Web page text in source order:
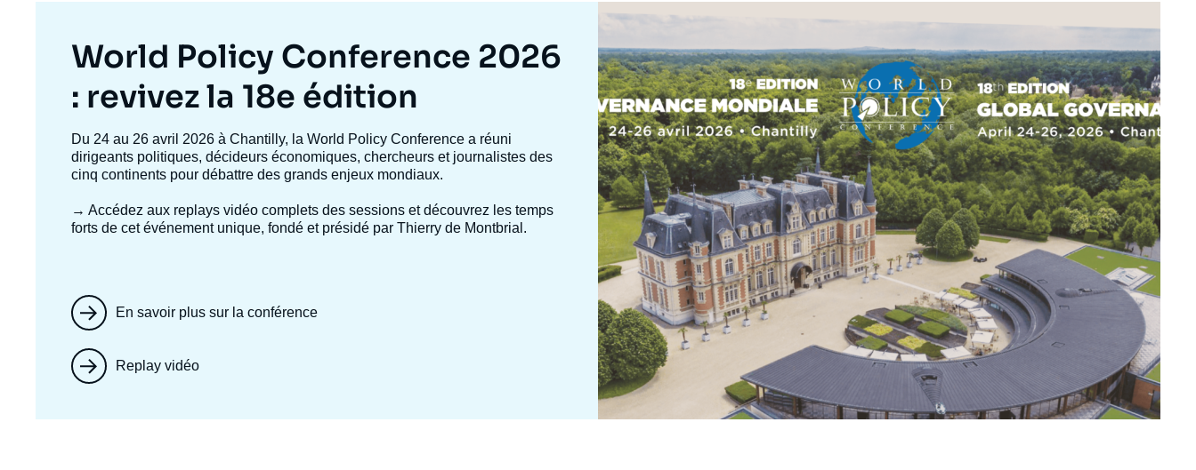
Titre
mis
en
avant
World Policy Conference 2026
: revivez la 18e édition
Texte
accroche
Du 24 au 26 avril 2026 à Chantilly, la World Policy Conference a réuni
dirigeants politiques, décideurs économiques, chercheurs et journalistes des
cinq continents pour débattre des grands enjeux mondiaux.
→ Accédez aux replays vidéo complets des sessions et découvrez les temps
forts de cet événement unique, fondé et présidé par Thierry de Montbrial.
En savoir plus sur la conférence
Replay vidéo
mis
avant